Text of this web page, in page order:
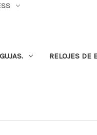
RELOJES DE